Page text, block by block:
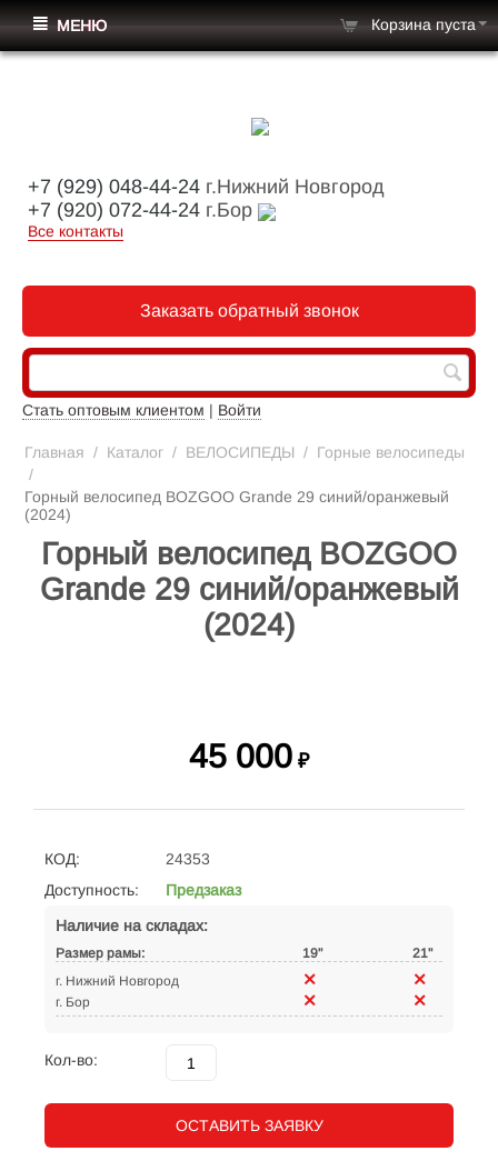
+7 (929) 048-44-24 г.Нижний Новгород
+7 (920) 072-44-24 г.Бор
Все контакты
Заказать обратный звонок
Стать оптовым клиентом | Войти
МЕНЮ Корзина пуста
Главная / Каталог / ВЕЛОСИПЕДЫ / Горные велосипеды
/
Горный велосипед BOZGOO Grande 29 синий/оранжевый
(2024)
Горный велосипед BOZGOO
Grande 29 синий/оранжевый
(2024)
45 000 ₽
КОД:
24353
Доступность:
Предзаказ
Наличие на складах:
Размер рамы: 19"
21"
г. Нижний Новгород
г. Бор
Кол-во:
ОСТАВИТЬ ЗАЯВКУ